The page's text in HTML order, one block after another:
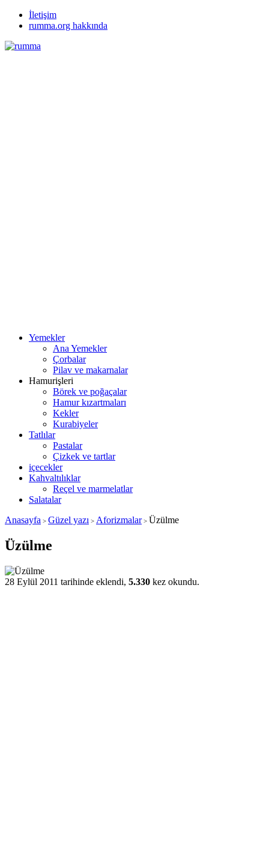
İletişim
rumma.org hakkında
Yemekler
Ana Yemekler
Çorbalar
Pilav ve makarnalar
Hamurişleri
Börek ve poğaçalar
Hamur kızartmaları
Kekler
Kurabiyeler
Tatlılar
Pastalar
Çizkek ve tartlar
içecekler
Kahvaltılıklar
Reçel ve marmelatlar
Salatalar
Anasayfa > Güzel yazı > Aforizmalar> Üzülme
Üzülme
28 Eylül 2011 tarihinde eklendi, 5.330 kez okundu.